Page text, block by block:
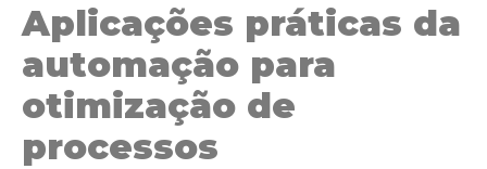
Aplicações práticas da
automação para
otimização de
processos